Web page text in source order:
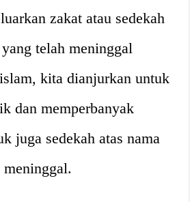
zakat atau sedekah
telah meninggal
kita dianjurkan untuk
dan memperbanyak
juga sedekah atas nama